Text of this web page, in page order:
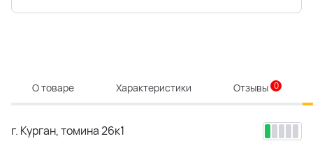
О товаре Характеристики Отзывы 0
г. Курган, томина 26к1